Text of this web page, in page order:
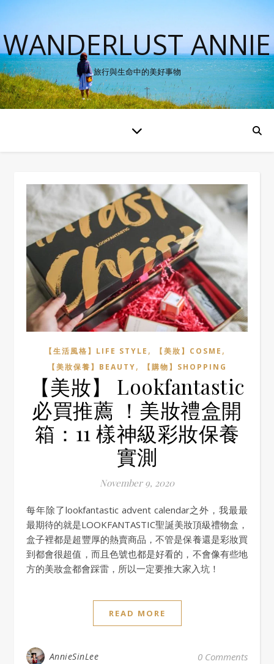
WANDERLUST ANNIE
旅行與生命中的美好事物
【生活風格】LIFE STYLE , 【美妝】COSME ,
【美妝保養】BEAUTY, 【購物】SHOPPING
【美妝】 Lookfantastic
必買推薦 ！美妝禮盒開
箱：11 樣神級彩妝保養
實測
November 9, 2020
每年除了lookfantastic advent calendar之外，我最最
最期待的就是LOOKFANTASTIC聖誕美妝頂級禮物盒，
盒子裡都是超豐厚的熱賣商品，不管是保養還是彩妝買
到都會很超值，而且色號也都是好看的，不會像有些地
方的美妝盒都會踩雷，所以一定要推大家入坑！
READ MORE
AnnieSinLee 0 Comments